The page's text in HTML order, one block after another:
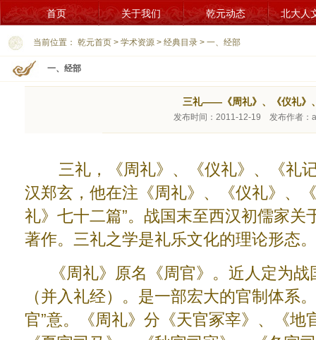
首页 关于我们 乾元动态 北大人
当前位置： 乾元首页 > 学术资源 > 经典目录 > 一、经部
一、经部
三礼——《周礼》、《仪礼》
发布时间：2011-12-19 发布作者
三礼，《周礼》、《仪礼》、《礼记
汉郑玄，他在注《周礼》、《仪礼》、
礼》七十二篇”。战国末至西汉初儒家关
著作。三礼之学是礼乐文化的理论形态。
《周礼》原名《周官》。近人定为战
（并入礼经）。是一部宏大的官制体系
官”意。《周礼》分《天官冢宰》、《地